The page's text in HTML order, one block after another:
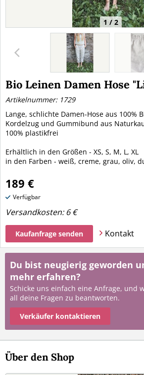
1 / 2
Bio Leinen Damen Hose
Artikelnummer: 1729
Lange, schlichte Damen-Hose aus 100%
Kordelzug und Gummibund aus
100% plastikfrei
Erhältlich in den Größen - XS, S, M, L, XL
in den Farben - weiß, creme, grau, oliv,
189 €
Verfügbar
Versandkosten:6 €
Kaufanfrage senden Kontakt
Du bist neugierig geworden
mehr erfahren?
Schicke uns einfach eine Anfrage, und
all deine Fragen zu beantworten.
Verkäufer kontaktieren
Über den Shop